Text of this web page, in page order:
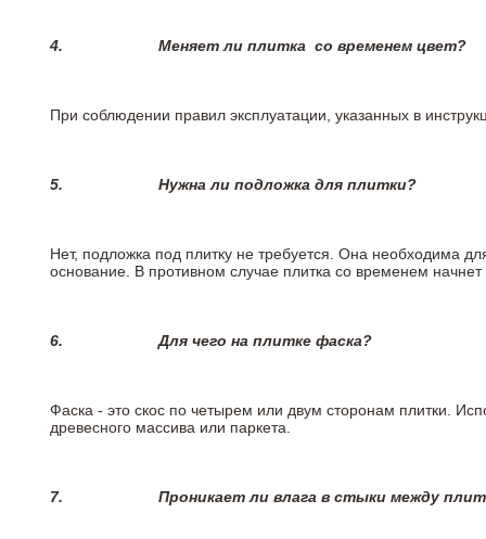
4. Меняет ли плитка со временем цвет?
При соблюдении правил эксплуатации, указанных в
5. Нужна ли подложка для плитки?
Нет, подложка под плитку не требуется. Она необходима
основание. В противном случае плитка со временем
6.Для чего на плитке фаска?
Фаска - это скос по четырем или двум сторонам плитки.
древесного массива или паркета.
7. Проникает ли влага в стыки между